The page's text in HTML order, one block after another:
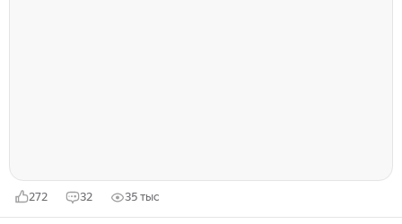
272 32 35 тыс